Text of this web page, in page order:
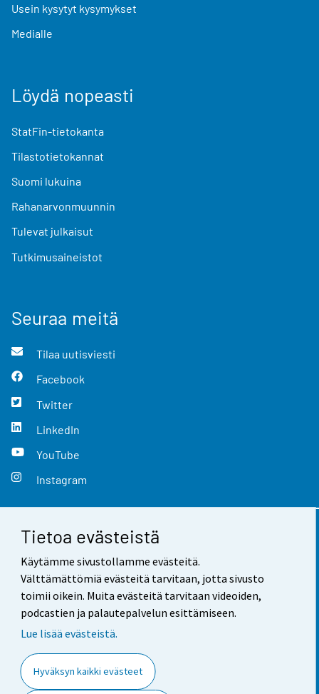
Tietoa evästeistä
Käytämme sivustollamme evästeitä.
Välttämättömiä evästeitä tarvitaan, jotta sivusto
toimii oikein. Muita evästeitä tarvitaan videoiden,
podcastien ja palautepalvelun esittämiseen.
Lue lisää evästeistä.
Hyväksyn kaikki evästeet
Usein kysytyt kysymykset
Medialle
Löydä nopeasti
StatFin-tietokanta
Tilastotietokannat
Suomi lukuina
Rahanarvonmuunnin
Tulevat julkaisut
Tutkimusaineistot
Seuraa meitä
Tilaa uutisviesti
Facebook
Twitter
LinkedIn
YouTube
Instagram
Yhteystiedot
Palaute
Käyttöehdot
Saavutettavuus
Tietoa sivustosta